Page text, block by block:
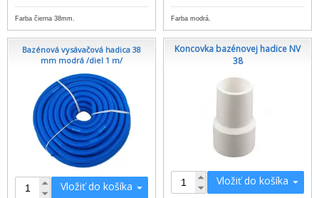
Farba čierna 38mm. Farba modrá.
Bazénová vysávačová hadica 38
mm modrá /diel 1 m/
Vložiť do košíka
Koncovka bazénovej hadice NV
38
Vložiť do košíka